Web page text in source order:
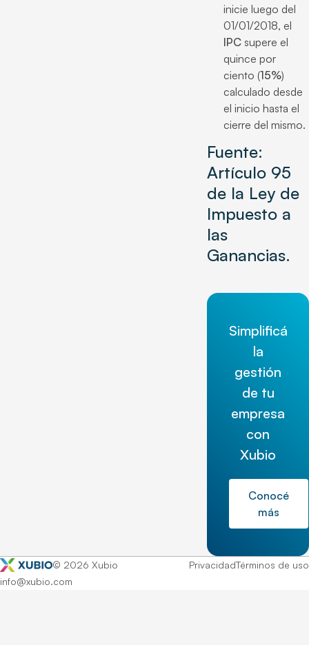
inicie luego del
01/01/2018, el
IPC supere el
quince por
ciento (15%)
calculado desde
el inicio hasta el
cierre del mismo.
Fuente:
Artículo 95
de la Ley de
Impuesto a
las
Ganancias.
Simplificá
la
gestión
de tu
empresa
con
Xubio
Conocé
más
© 2026 Xubio PrivacidadTérminos de uso
info@xubio.com